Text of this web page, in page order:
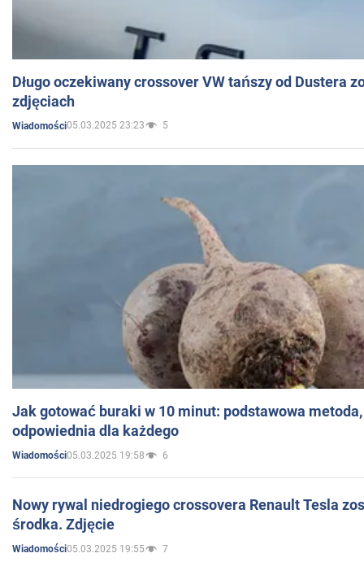
Długo oczekiwany crossover VW tańszy od Dustera
zdjęciach
Wiadomości05.03.2025 23:23 5
Jak gotować buraki w 10 minut: podstawowa
odpowiednia dla każdego
Wiadomości05.03.2025 19:58 6
Nowy rywal niedrogiego crossovera Renault Tesla
środka. Zdjęcie
Wiadomości05.03.2025 19:55 7